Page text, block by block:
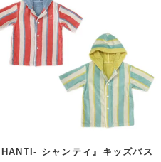
シャンティ』キッズバス